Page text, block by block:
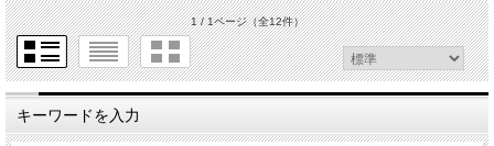
1 / 1ページ（全12件）
キーワードを入力